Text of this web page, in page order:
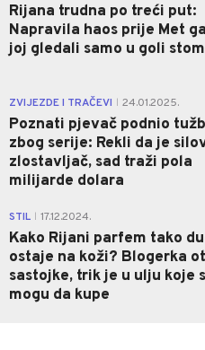
Rijana trudna po treći put:
Napravila haos prije Met
joj gledali samo u goli
ZVIJEZDE I TRAČEVI 24.01.2025.
Poznati pjevač podnio
zbog serije: Rekli da je
zlostavljač, sad traži pola
milijarde dolara
STIL 17.12.2024.
Kako Rijani parfem tako
ostaje na koži? Blogerka
sastojke, trik je u ulju koje
mogu da kupe